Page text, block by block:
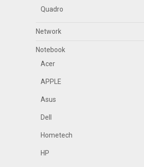
Quadro
Network
Notebook
Acer
APPLE
Asus
Dell
Hometech
HP